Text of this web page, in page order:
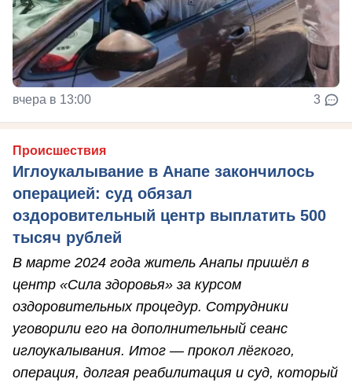
вчера в 13:00 3
Происшествия
Иглоукалывание в Анапе закончилось
операцией: суд обязал
оздоровительный центр выплатить 500
тысяч рублей
В марте 2024 года житель Анапы пришёл в
центр «Сила здоровья» за курсом
оздоровительных процедур. Сотрудники
уговорили его на дополнительный сеанс
иглоукалывания. Итог — прокол лёгкого,
операция, долгая реабилитация и суд, который